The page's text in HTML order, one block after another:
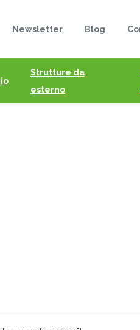
Newsletter Blog
Strutture da
esterno